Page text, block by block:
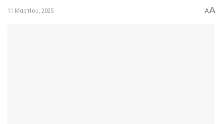
11 Μαρτίου, 2025 AA